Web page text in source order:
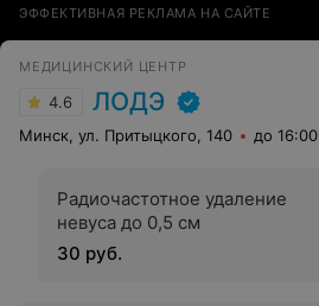
ЭФФЕКТИВНАЯ РЕКЛАМА НА САЙТЕ
МЕДИЦИНСКИЙ ЦЕНТР
4.6 ЛОДЭ
Минск, ул. Притыцкого, 140 до 16:00
Радиочастотное удаление
невуса до 0,5 см
30 руб.